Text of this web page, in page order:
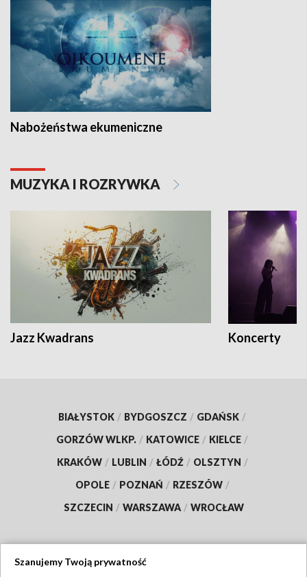
Nabożeństwa ekumeniczne
MUZYKA I ROZRYWKA
Jazz Kwadrans Koncerty
BIAŁYSTOK / BYDGOSZCZ / GDAŃSK /
GORZÓW WLKP. / KATOWICE / KIELCE /
KRAKÓW / LUBLIN / ŁÓDŹ / OLSZTYN /
OPOLE / POZNAŃ / RZESZÓW /
SZCZECIN / WARSZAWA / WROCŁAW
Szanujemy Twoją prywatność